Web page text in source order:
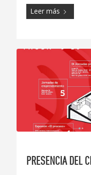
Leer más
PRESENCIA DEL